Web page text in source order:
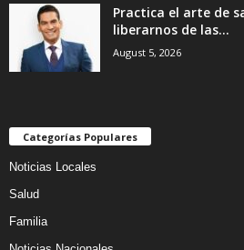
Practica el arte de
liberarnos de las...
August 5, 2026
Categorías Populares
Noticias Locales
Salud
Familia